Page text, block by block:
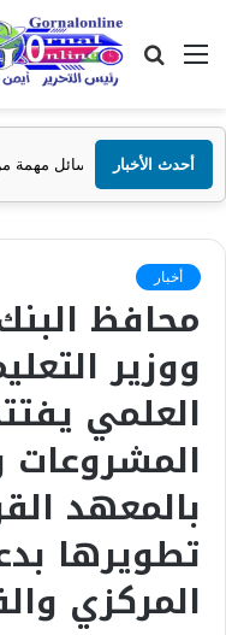
القائمة بحث
عن
أحدث الأخبار
رسائل مهمة من مكتب التنسيق
أخبار
محافظ
ووزير
العلمي
المشروعات
بالمعهد
تطويرها
المركزي